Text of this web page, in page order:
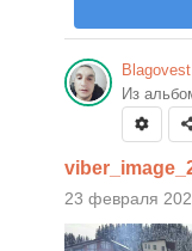
Из
23 февраля